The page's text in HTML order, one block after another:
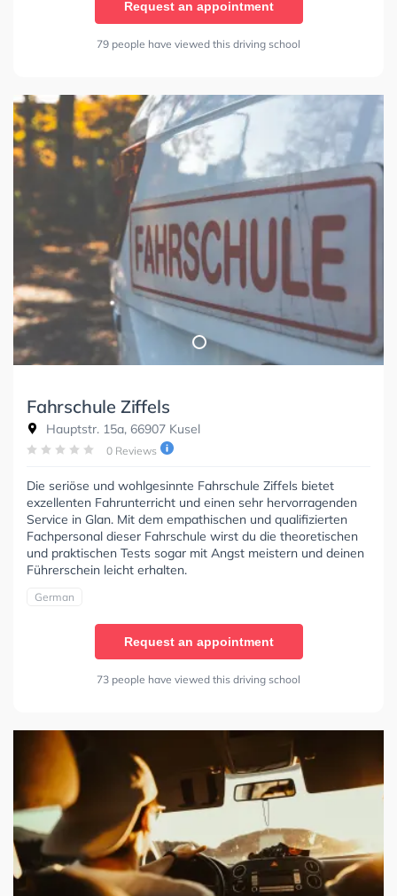
Request an appointment
79 people have viewed this driving school
Fahrschule Ziffels
Hauptstr. 15a, 66907 Kusel
0 Reviews
Die seriöse und wohlgesinnte Fahrschule Ziffels bietet
exzellenten Fahrunterricht und einen sehr hervorragenden
Service in Glan. Mit dem empathischen und qualifizierten
Fachpersonal dieser Fahrschule wirst du die theoretischen
und praktischen Tests sogar mit Angst meistern und deinen
Führerschein leicht erhalten.
German
Request an appointment
73 people have viewed this driving school